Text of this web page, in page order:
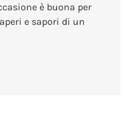
è buona per
e sapori di un